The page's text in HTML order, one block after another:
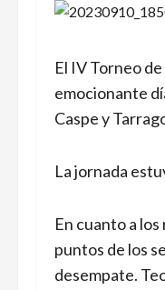
El IV Torneo
emocionante
Caspe y
La jornada
En cuanto a
puntos de los
desempate.